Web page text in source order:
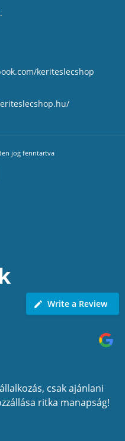
keriteslecshop
jog fenntartva
Write a Review
csak ajánlani
ritka manapság!